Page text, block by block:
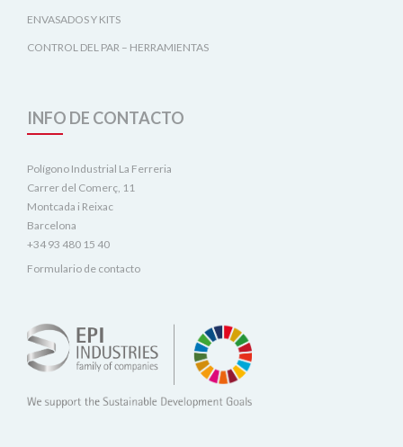
ENVASADOS Y KITS
CONTROL DEL PAR – HERRAMIENTAS
INFO DE CONTACTO
Polígono Industrial La Ferreria
Carrer del Comerç, 11
Montcada i Reixac
Barcelona
+34 93 480 15 40
Formulario de contacto